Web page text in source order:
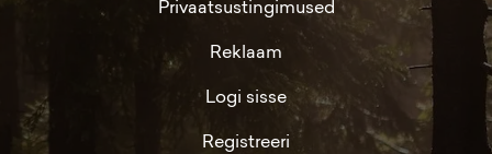
Privaatsustingimused
Reklaam
Logi sisse
Registreeri